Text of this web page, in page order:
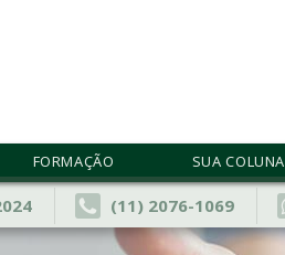
FORMAÇÃO SUA COLUNA
(11) 2076-1069